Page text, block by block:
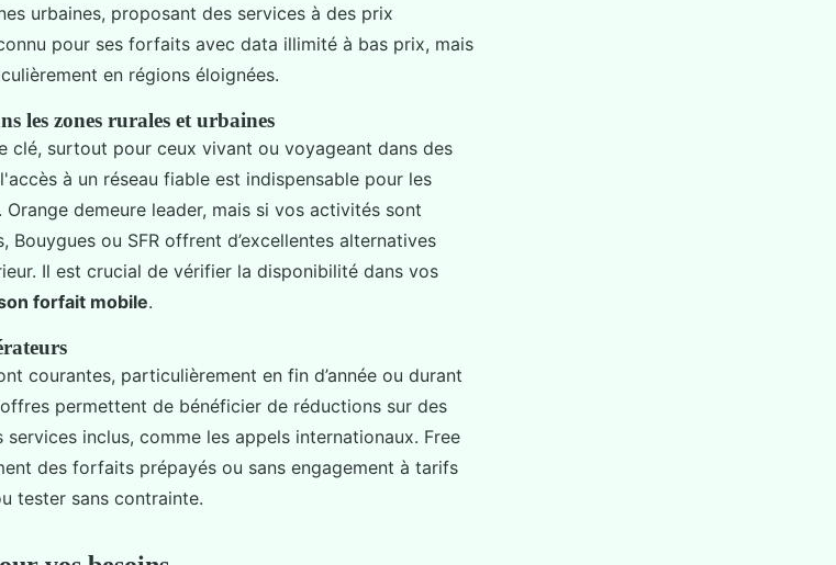
urbaines, proposant des services à des prix
pour ses forfaits avec data illimité à bas prix, mais
en régions éloignées.
les zones rurales et urbaines
clé, surtout pour ceux vivant ou voyageant dans des
à un réseau fiable est indispensable pour les
Orange demeure leader, mais si vos activités sont
Bouygues ou SFR offrent d’excellentes alternatives
Il est crucial de vérifier la disponibilité dans vos
forfait mobile.
courantes, particulièrement en fin d’année ou durant
permettent de bénéficier de réductions sur des
inclus, comme les appels internationaux. Free
des forfaits prépayés ou sans engagement à tarifs
tester sans contrainte.